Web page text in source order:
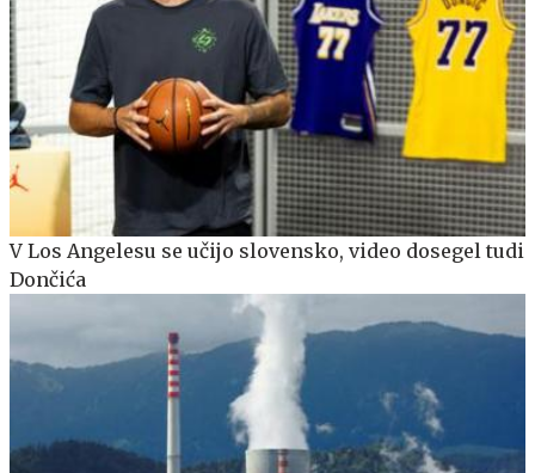
V Los Angelesu se učijo slovensko, video dosegel tudi
Dončića